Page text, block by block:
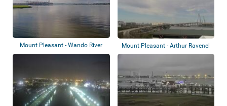
Mount Pleasant - Wando River
Bridge
Mount Pleasant - Arthur Ravenel
Jr. Brid...